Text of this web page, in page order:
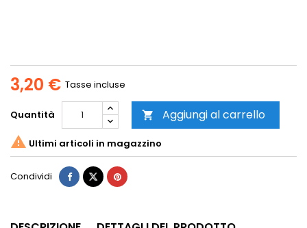
3,20 € Tasse incluse
Quantità  Aggiungi al carrello
 Ultimi articoli in magazzino
Condividi